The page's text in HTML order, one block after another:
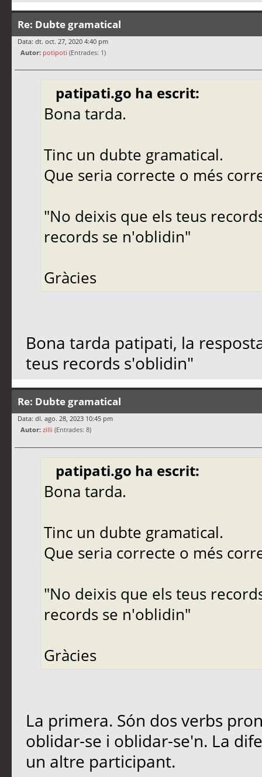
Re: Dubte gramatical
Data: dt. oct. 27, 2020 4:40 pm
Autor: potipoti (Entrades: 1)
patipati.go ha escrit:
Bona tarda.
Tinc un dubte gramatical.
Que seria correcte o més
"No deixis que els teus
records se n'oblidin"
Gràcies
Bona tarda patipati, la
teus records s'oblidin"
Re: Dubte gramatical
Data: dl. ago. 28, 2023 10:45 pm
Autor: zilli (Entrades: 8)
patipati.go ha escrit:
Bona tarda.
Tinc un dubte gramatical.
Que seria correcte o més
"No deixis que els teus
records se n'oblidin"
Gràcies
La primera. Són dos verbs
oblidar-se i oblidar-se'n. La
un altre participant.